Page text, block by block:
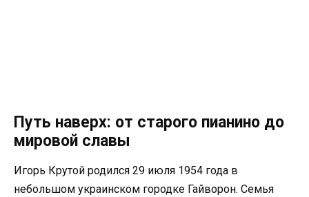
Путь наверх: от старого пианино до
мировой славы
Игорь Крутой родился 29 июля 1954 года в
небольшом украинском городке Гайворон. Семья